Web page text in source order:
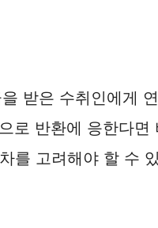
받은 수취인에게
로 반환에 응한다면
를 고려해야 할 수